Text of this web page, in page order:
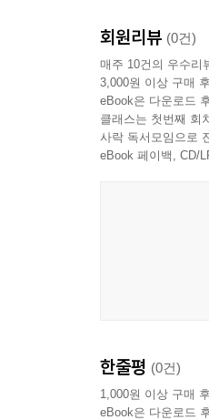
회원리뷰 (0건)
매주 10건의 우수리
3,000원 이상 구매
eBook은 다운로드
클래스는 첫번째 회
사락 독서모임으로
eBook 페이백, CD/
한줄평 (0건)
1,000원 이상 구매
eBook은 다운로드